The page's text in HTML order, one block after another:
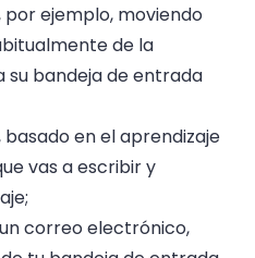
ejemplo, moviendo
de la
su bandeja de entrada
en el aprendizaje
vas a escribir y
correo electrónico,